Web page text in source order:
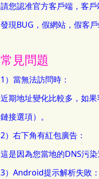
請您認准官方客戶端，客
發現BUG，假網站，假客
常見問題
1）當無法訪問時：
近期地址變化比較多，如
鏈接選項）。
2）右下角有紅包廣告：
這是因為您當地的DNS污
3）Android提示解析失敗